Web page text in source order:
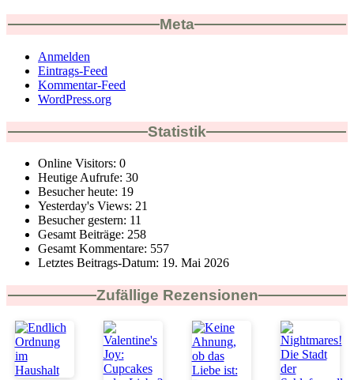
Meta
Anmelden
Eintrags-Feed
Kommentar-Feed
WordPress.org
Statistik
Online Visitors: 0
Heutige Aufrufe: 30
Besucher heute: 19
Yesterday's Views: 21
Besucher gestern: 11
Gesamt Beiträge: 258
Gesamt Kommentare: 557
Letztes Beitrags-Datum: 19. Mai 2026
Zufällige Rezensionen